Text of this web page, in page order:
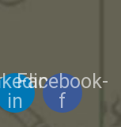
Facebook-
f
in